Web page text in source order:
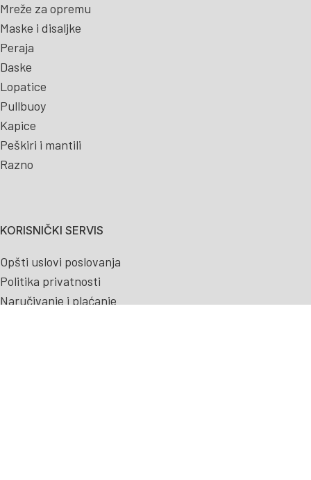
Mreže za opremu
Maske i disaljke
Peraja
Daske
Lopatice
Pullbuoy
Kapice
Peškiri i mantili
Razno
KORISNIČKI SERVIS
Opšti uslovi poslovanja
Politika privatnosti
Naručivanje i plaćanje